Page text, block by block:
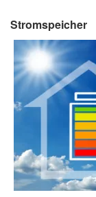
Stromspeicher